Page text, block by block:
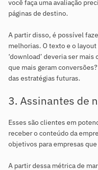
você faça uma avaliação
páginas de destino.
A partir disso, é possível
melhorias. O texto e o
‘download’ deveria ser
que mais geram
das estratégias futuras.
3. Assinantes de
Esses são clientes em
receber o conteúdo da
objetivos para empresas
A partir dessa métrica de